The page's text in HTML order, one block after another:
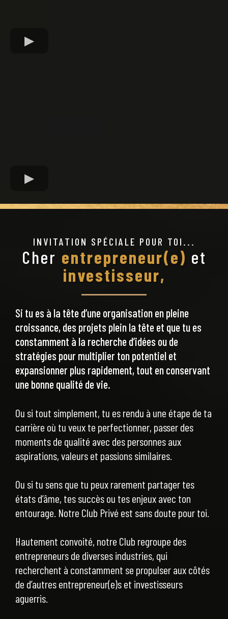
INVITATION SPÉCIALE POUR TOI...
Cher entrepreneur(e) et
investisseur,
Si tu es à la tête d’une organisation en pleine
croissance, des projets plein la tête et que tu es
constamment à la recherche d’idées ou de
stratégies pour multiplier ton potentiel et
expansionner plus rapidement, tout en conservant
une bonne qualité de vie.
Ou si tout simplement, tu es rendu à une étape de ta
carrière où tu veux te perfectionner, passer des
moments de qualité avec des personnes aux
aspirations, valeurs et passions similaires.
Ou si tu sens que tu peux rarement partager tes
états d’âme, tes succès ou tes enjeux avec ton
entourage. Notre Club Privé est sans doute pour toi.
Hautement convoité, notre Club regroupe des
entrepreneurs de diverses industries, qui
recherchent à constamment se propulser aux côtés
de d’autres entrepreneur(e)s et investisseurs
aguerris.